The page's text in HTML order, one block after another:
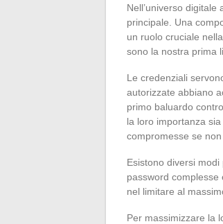
Nell’universo
principale. Una
un ruolo cruciale
sono la nostra prima
Le credenziali
autorizzate abbiano
primo baluardo
la loro importanza
compromesse se
Esistono diversi
password complesse
nel limitare al
Per massimizzare la